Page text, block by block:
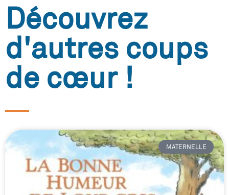
Découvrez
d'autres coups
de cœur !
MATERNELLE